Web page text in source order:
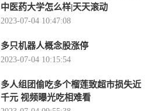
中医药大学怎么样|天天滚动
2023-07-04 10:47:08
多只机器人概念股涨停
2023-07-04 10:15:54
多人组团偷吃多个榴莲致超市损失近
千元 视频曝光吃相难看